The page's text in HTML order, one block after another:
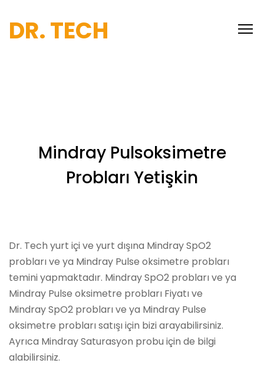
DR. TECH
Mindray Pulsoksimetre
Probları Yetişkin
Dr. Tech yurt içi ve yurt dışına Mindray SpO2
probları ve ya Mindray Pulse oksimetre probları
temini yapmaktadır. Mindray SpO2 probları ve ya
Mindray Pulse oksimetre probları Fiyatı ve
Mindray SpO2 probları ve ya Mindray Pulse
oksimetre probları satışı için bizi arayabilirsiniz.
Ayrıca Mindray Saturasyon probu için de bilgi
alabilirsiniz.